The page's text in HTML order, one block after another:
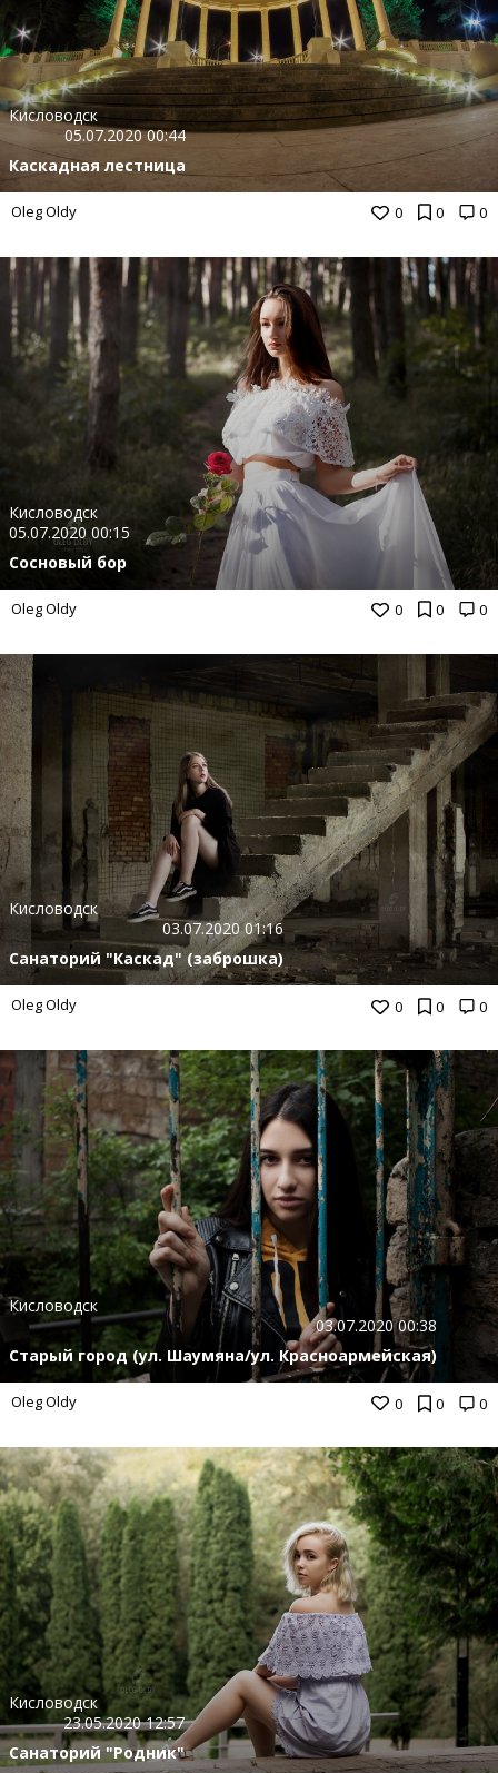
0 0 0
Кисловодск
05.07.2020 00:44
Каскадная лестница
Oleg Oldy
0 0 0
Кисловодск
05.07.2020 00:15
Сосновый бор
Oleg Oldy
0 0 0
Кисловодск
03.07.2020 01:16
Санаторий "Каскад" (заброшка)
Oleg Oldy
0 0 0
Кисловодск
03.07.2020 00:38
Старый город (ул. Шаумяна/ул. Красноармейская)
Oleg Oldy
Кисловодск
23.05.2020 12:57
Санаторий "Родник"